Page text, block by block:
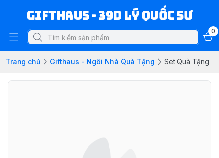
Gifthaus - 39D Lý Quốc Sư
0
Trang chủ Gifthaus - Ngôi Nhà Quà Tặng Set Quà Tặng